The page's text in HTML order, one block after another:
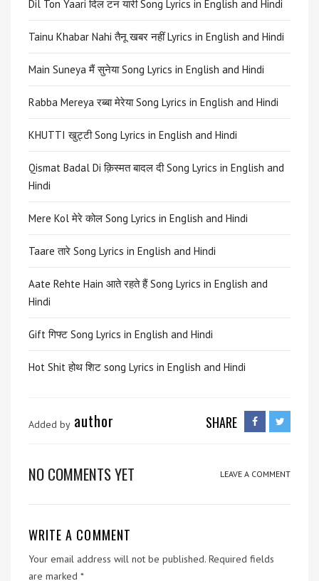
Dil Ton Yaari दिल टन यारी Song Lyrics in English and Hindi
Tainu Khabar Nahi तैनू खबर नहीं Lyrics in English and Hindi
Main Suneya मैं सुनेया Song Lyrics in English and Hindi
Rabba Mereya रब्बा मेरेया Song Lyrics in English and Hindi
KHUTTI खुट्टी Song Lyrics in English and Hindi
Qismat Badal Di क़िस्मत बादल दी Song Lyrics in English and
Hindi
Mere Kol मेरे कोल Song Lyrics in English and Hindi
Taare तारे Song Lyrics in English and Hindi
Aate Rehte Hain आते रहते हैं Song Lyrics in English and
Hindi
Gift गिफ्ट Song Lyrics in English and Hindi
Hot Shit होथ शिट song Lyrics in English and Hindi
Added by author SHARE
NO COMMENTS YET LEAVE A COMMENT
WRITE A COMMENT
Your email address will not be published. Required fields
are marked *